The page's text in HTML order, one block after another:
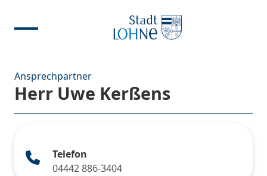
Ansprechpartner
Herr Uwe Kerßens
Telefon
04442 886-3404